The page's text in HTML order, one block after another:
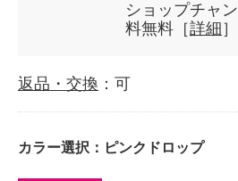
ショップチャ
料無料［詳細 ］
返品・交換 ：可
カラー選択： ピンクドロップ